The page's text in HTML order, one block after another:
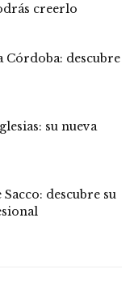
creerlo
Córdoba: descubre
su nueva
descubre su